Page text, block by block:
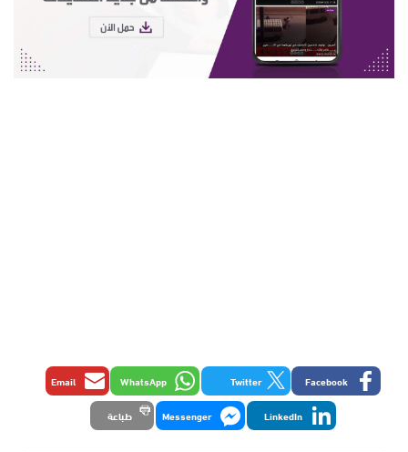
Facebook
Twitter
WhatsApp
Email
LinkedIn
Messenger طباعة